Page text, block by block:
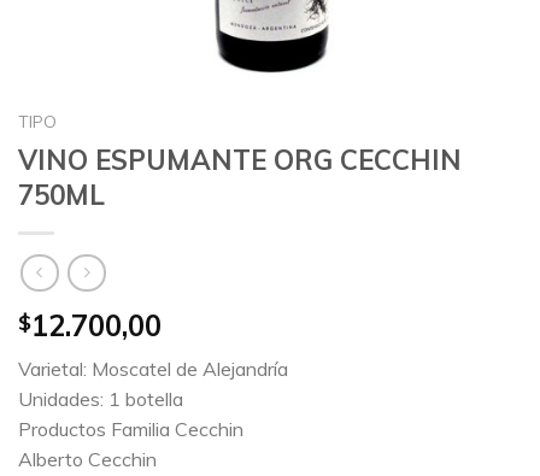
TIPO
VINO ESPUMANTE ORG CECCHIN
750ML
$12.700,00
Varietal: Moscatel de Alejandría
Unidades: 1 botella
Productos Familia Cecchin
Alberto Cecchin